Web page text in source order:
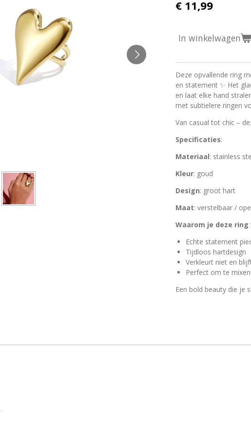
€ 11,99
In winkelwagen
Deze opvallende ring
en statement ✨ Het
en laat elke hand
met subtielere ringen
Van casual tot chic –
Specificaties:
Materiaal: stainless
Kleur: goud
Design: groot hart
Maat: verstelbaar /
Waarom je deze
Echte statement
Tijdloos hartdesign
Verkleurt niet en
Perfect om te
Een bold beauty die je